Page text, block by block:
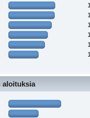
aloituksia